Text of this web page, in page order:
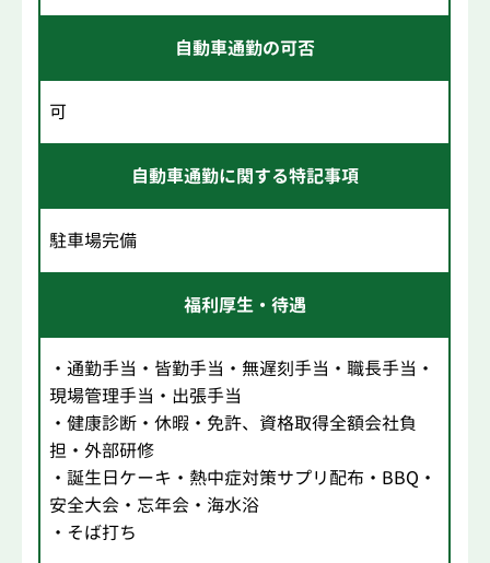
自動車通勤の可否
可
自動車通勤に関する特記事項
駐車場完備
福利厚生・待遇
・通勤手当・皆勤手当・無遅刻手当・職長手当・
現場管理手当・出張手当
・健康診断・休暇・免許、資格取得全額会社負
担・外部研修
・誕生日ケーキ・熱中症対策サプリ配布・BBQ・
安全大会・忘年会・海水浴
・そば打ち